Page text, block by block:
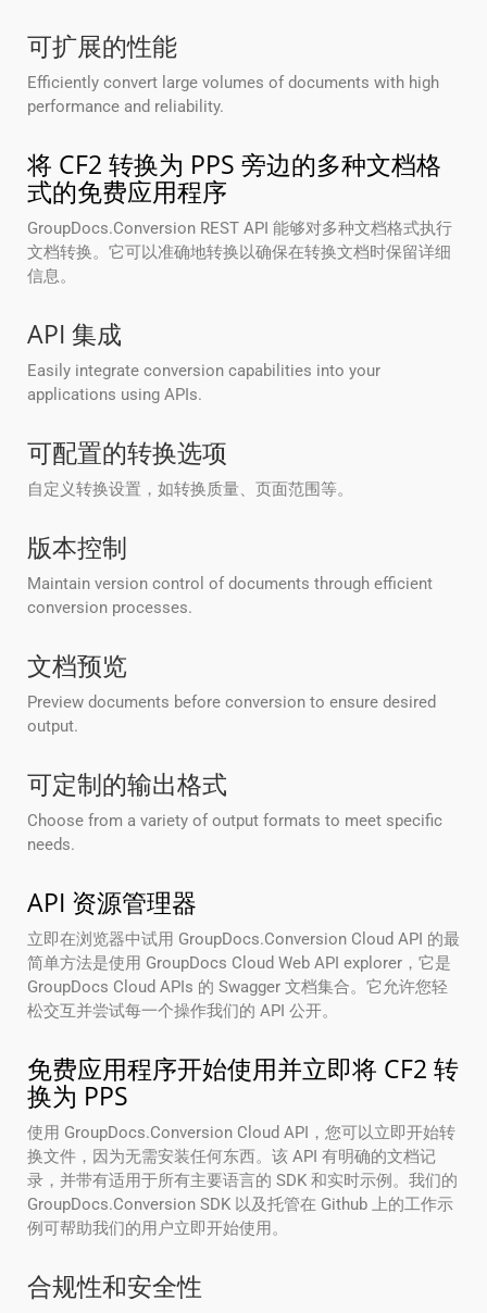
可扩展的性能
Efficiently convert large volumes of documents with high
performance and reliability.
将 CF2 转换为 PPS 旁边的多种文档格
式的免费应用程序
GroupDocs.Conversion REST API 能够对多种文档格式执行
文档转换。它可以准确地转换以确保在转换文档时保留详细
信息。
API 集成
Easily integrate conversion capabilities into your
applications using APIs.
可配置的转换选项
自定义转换设置，如转换质量、页面范围等。
版本控制
Maintain version control of documents through efficient
conversion processes.
文档预览
Preview documents before conversion to ensure desired
output.
可定制的输出格式
Choose from a variety of output formats to meet specific
needs.
API 资源管理器
立即在浏览器中试用 GroupDocs.Conversion Cloud API 的最
简单方法是使用 GroupDocs Cloud Web API explorer，它是
GroupDocs Cloud APIs 的 Swagger 文档集合。它允许您轻
松交互并尝试每一个操作我们的 API 公开。
免费应用程序开始使用并立即将 CF2 转
换为 PPS
使用 GroupDocs.Conversion Cloud API，您可以立即开始转
换文件，因为无需安装任何东西。该 API 有明确的文档记
录，并带有适用于所有主要语言的 SDK 和实时示例。我们的
GroupDocs.Conversion SDK 以及托管在 Github 上的工作示
例可帮助我们的用户立即开始使用。
合规性和安全性